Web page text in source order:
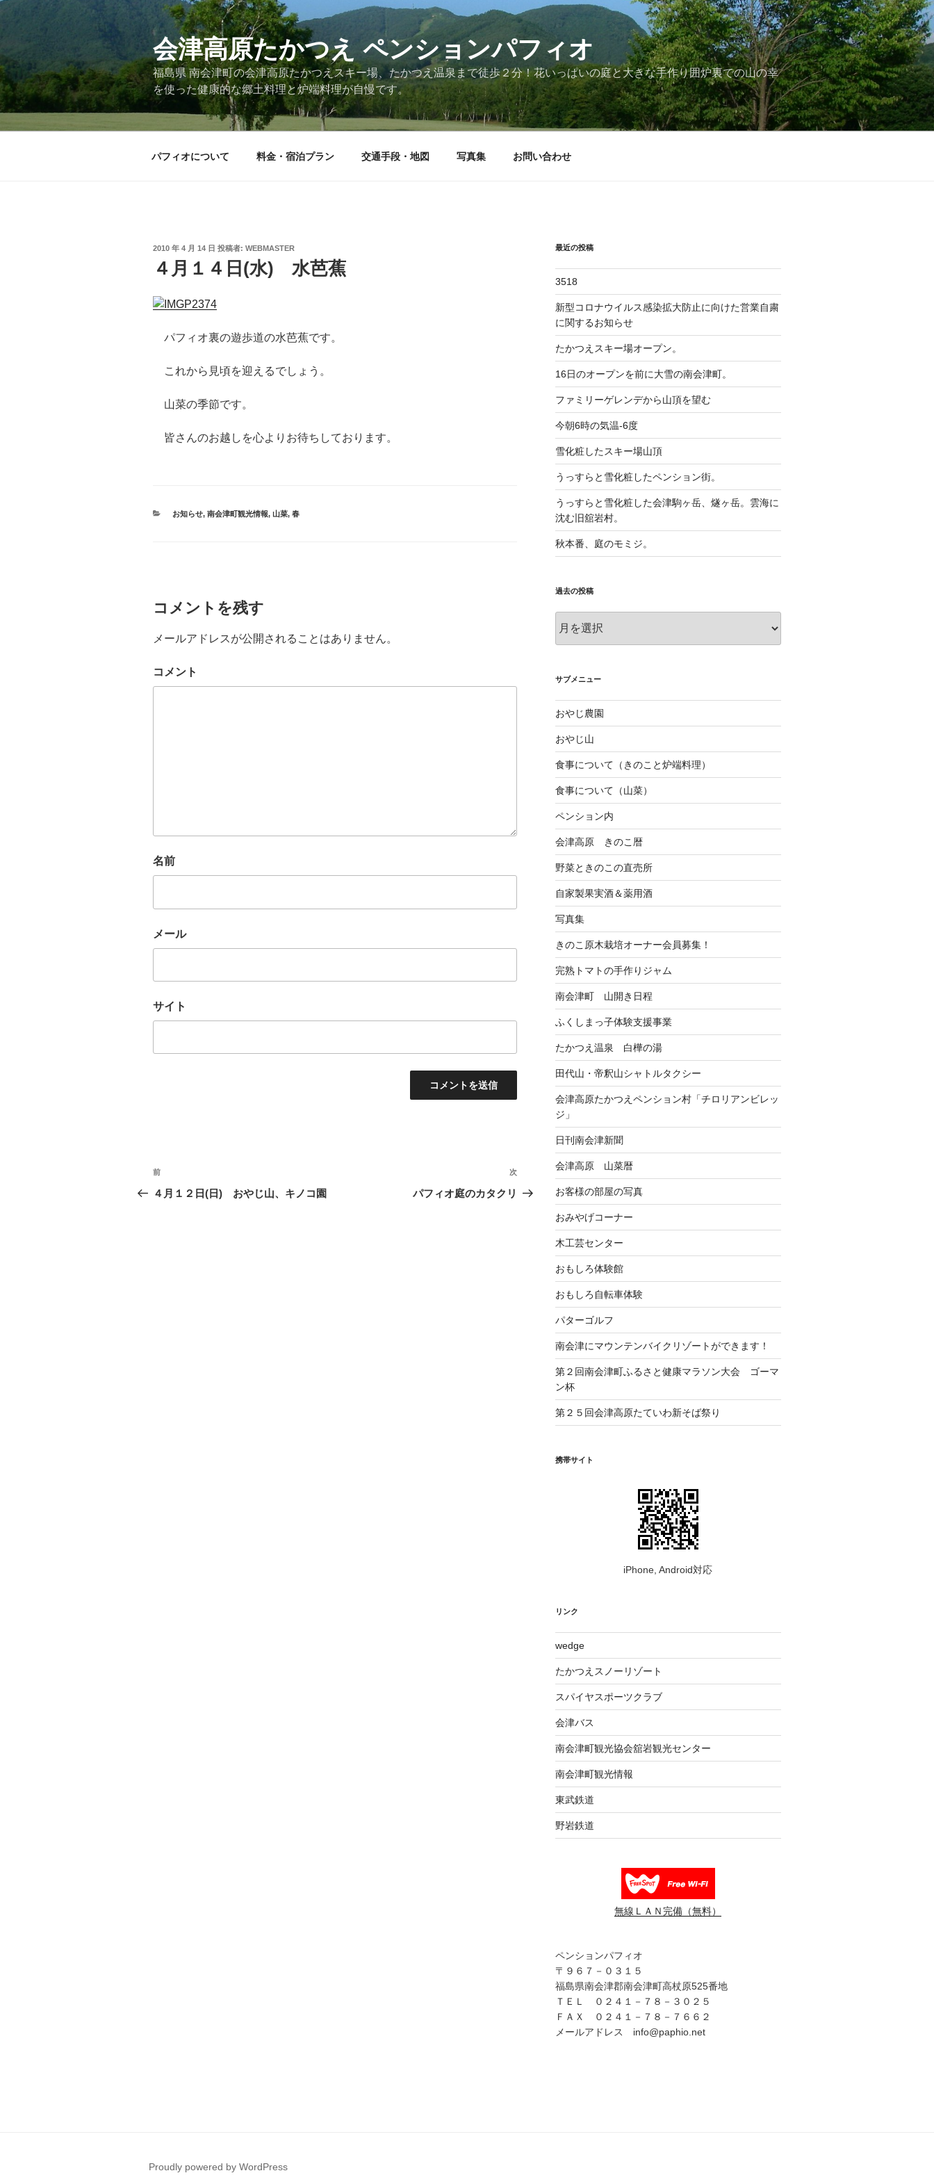
テ
ン
ツ
へ
ス
会津高原たかつえ ペンションパフィオ
福島県 南会津町の会津高原たかつえスキー場、たかつえ温泉まで徒歩２分！花いっぱいの庭と大きな手作り囲炉裏での山の幸
を使った健康的な郷土料理と炉端料理が自慢です。
パフィオについて 料金・宿泊プラン 交通手段・地図 写真集 お問い合わせ
投
日:
2010 年 4 月 14 日 投稿者: WEBMASTER
４月１４日(水) 水芭蕉
パフィオ裏の遊歩道の水芭蕉です。
これから見頃を迎えるでしょう。
山菜の季節です。
皆さんのお越しを心よりお待ちしております。
カ
お知らせ, 南会津町観光情報, 山菜, 春
コメントを残す
メールアドレスが公開されることはありません。
コメント
名前
メール
サイト
投
稿
過
去
前
４月１２日(日) おやじ山、キノコ園
の
次
パフィオ庭のカタクリ
最近の投稿
3518
新型コロナウイルス感染拡大防止に向けた営業自粛
に関するお知らせ
たかつえスキー場オープン。
16日のオープンを前に大雪の南会津町。
ファミリーゲレンデから山頂を望む
今朝6時の気温-6度
雪化粧したスキー場山頂
うっすらと雪化粧したペンション街。
うっすらと雪化粧した会津駒ヶ岳、燧ヶ岳。雲海に
沈む旧舘岩村。
秋本番、庭のモミジ。
過去の投稿
去
稿
サブメニュー
おやじ農園
おやじ山
食事について（きのこと炉端料理）
食事について（山菜）
ペンション内
会津高原 きのこ暦
野菜ときのこの直売所
自家製果実酒＆薬用酒
写真集
きのこ原木栽培オーナー会員募集！
完熟トマトの手作りジャム
南会津町 山開き日程
ふくしまっ子体験支援事業
たかつえ温泉 白樺の湯
田代山・帝釈山シャトルタクシー
会津高原たかつえペンション村「チロリアンビレッ
ジ」
日刊南会津新聞
会津高原 山菜暦
お客様の部屋の写真
おみやげコーナー
木工芸センター
おもしろ体験館
おもしろ自転車体験
パターゴルフ
南会津にマウンテンバイクリゾートができます！
第２回南会津町ふるさと健康マラソン大会 ゴーマ
ン杯
第２５回会津高原たていわ新そば祭り
携帯サイト
iPhone, Android対応
リンク
wed​ge
たかつえスノーリゾート
スパイヤスポーツクラブ
会津バス
南会津町観光協会舘岩観光センター
南会津町観光情報
東武鉄道
野岩鉄道
無線ＬＡＮ完備（無料）
ペンションパフィオ
〒９６７－０３１５
福島県南会津郡南会津町高杖原525番地
ＴＥＬ ０２４１－７８－３０２５
ＦＡＸ ０２４１－７８－７６６２
メールアドレス info@paphio.net
Proudly powered by WordPress